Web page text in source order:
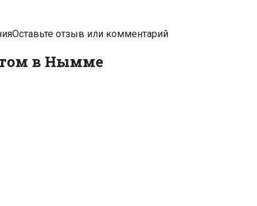
Оставьте отзыв или комментарий
в Нымме